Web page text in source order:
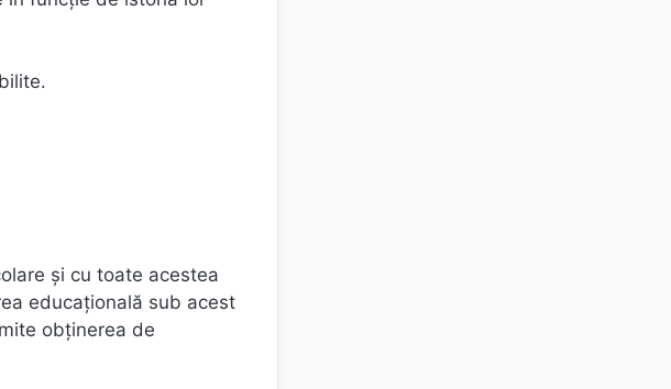
și cu toate acestea
educațională sub acest
obținerea de